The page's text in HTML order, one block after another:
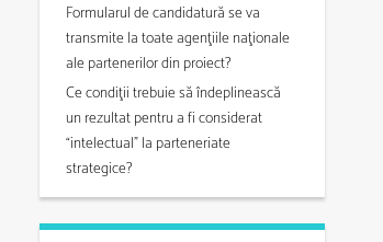
Formularul de candidatură se va
transmite la toate agenţiile naţionale
ale partenerilor din proiect?
Ce condiţii trebuie să îndeplinească
un rezultat pentru a fi considerat
“intelectual” la parteneriate
strategice?